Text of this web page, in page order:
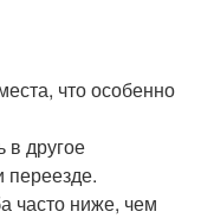
что особенно
в другое
переезде.
часто ниже, чем